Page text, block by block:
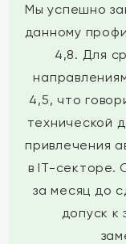
Мы успешно
данному
4,8. Для
4,5, что
технической
привлечения
в IT-секторе.
за месяц до
допуск к